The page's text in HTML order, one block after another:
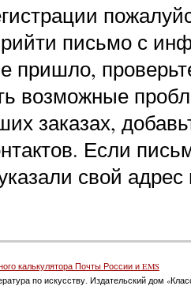
письмо с
пришло,
возможные
заказах,
Если
свой
калькулятора Почты России и EMS
по искусству. Издательский дом